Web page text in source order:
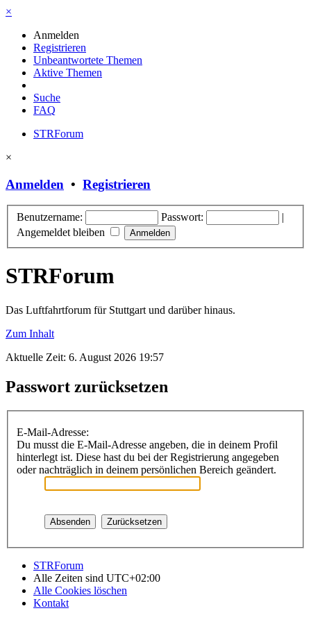
×
Anmelden
Registrieren
Unbeantwortete Themen
Aktive Themen
Suche
FAQ
STRForum
×
Anmelden • Registrieren
Benutzername: Passwort:
|
Angemeldet bleiben
STRForum
Das Luftfahrtforum für Stuttgart und darüber hinaus.
Zum Inhalt
Aktuelle Zeit: 6. August 2026 19:57
Passwort zurücksetzen
E-Mail-Adresse:
Du musst die E-Mail-Adresse angeben, die in deinem Profil
hinterlegt ist. Diese hast du bei der Registrierung angegeben
oder nachträglich in deinem persönlichen Bereich geändert.
STRForum
Alle Zeiten sind UTC+02:00
Alle Cookies löschen
Kontakt